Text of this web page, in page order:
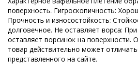
поверхность. Гигроскопичность:
Прочность и износостойкость:
долговечное. Не оставляет ворса:
оставляет ворсинок на поверхности.
товар действительно может
представленного на сайте.